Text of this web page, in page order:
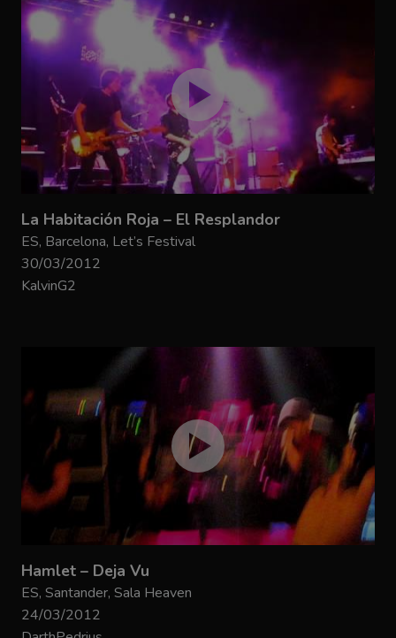
La Habitación Roja – El Resplandor
ES, Barcelona, Let’s Festival
30/03/2012
KalvinG2
Hamlet – Deja Vu
ES, Santander, Sala Heaven
24/03/2012